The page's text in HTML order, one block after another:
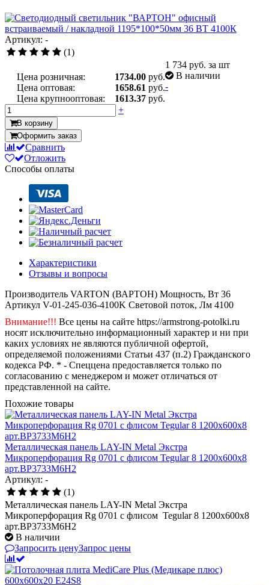
Артикул: -
(1)
Цена розничная: 1734.00 руб.
Цена оптовая:
1658.61 руб.
Цена крупнооптовая:
1613.37 руб.
1 734 руб. за шт
В наличии
-
+
В корзину
Оформить заказ
Сравнить
Отложить
Способы оплаты
Характеристики
Отзывы и вопросы
Производитель VARTON (ВАРТОН) Мощность, Вт 36
Артикул V-01-245-036-4100K Световой поток, Лм 4100
Внимание!!! Все цены на сайте https://armstrong-potolki.ru
носят исключительно информационный характер и ни при
каких условиях не являются публичной офертой,
определяемой положениями Статьи 437 (п.2) Гражданского
кодекса РФ. * - Спеццена предоставляется только по
согласованию с менеджером и может отличаться от
представленной на сайте.
Похожие товары
Металлическая панель LAY-IN Metal Экстра
Микроперфорация Rg 0701 с флисом Tegular 8 1200x600x8
арт.BP3733M6H2
Артикул: -
(1)
Металлическая панель LAY-IN Metal Экстра
Микроперфорация Rg 0701 с флисом Tegular 8 1200x600x8
арт.BP3733M6H2
В наличии
Запросить ценуЗапрос цены